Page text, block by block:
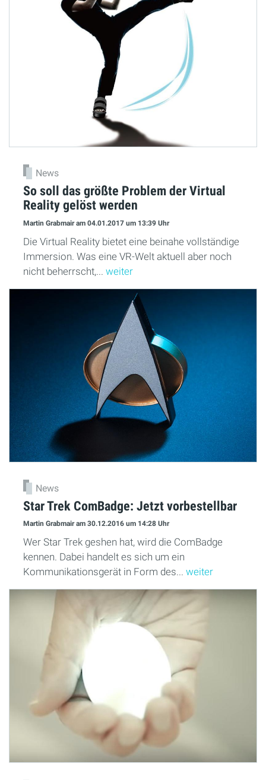
News
So soll das größte Problem der Virtual
Reality gelöst werden
Martin Grabmairam 04.01.2017 um 13:39 Uhr
Die Virtual Reality bietet eine beinahe vollständige
Immersion. Was eine VR-Welt aktuell aber noch
nicht beherrscht,... weiter
News
Star Trek ComBadge: Jetzt vorbestellbar
Martin Grabmairam 30.12.2016 um 14:28 Uhr
Wer Star Trek geshen hat, wird die ComBadge
kennen. Dabei handelt es sich um ein
Kommunikationsgerät in Form des... weiter